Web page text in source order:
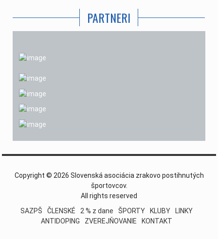
PARTNERI
Copyright © 2026 Slovenská asociácia zrakovo postihnutých
športovcov.
All rights reserved
SAZPŠ
ČLENSKÉ 2 % z dane ŠPORTY KLUBY
LINKY
ANTIDOPING
ZVEREJŇOVANIE KONTAKT